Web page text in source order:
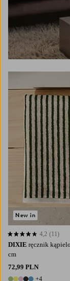
DIXIE ręcznik
cm
72,99 PLN
+4
4,2 opierając się na 11
4,2 (11)
New in